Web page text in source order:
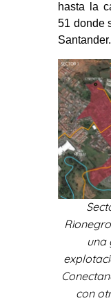
hasta la
51 donde
Santander.
una
con